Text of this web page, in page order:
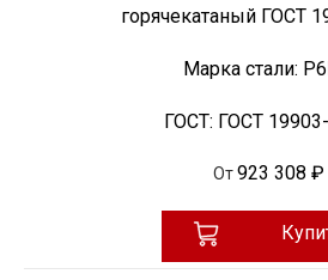
горячекатаный ГОСТ
Марка стали:
ГОСТ: ГОСТ
От 923 308 ₽